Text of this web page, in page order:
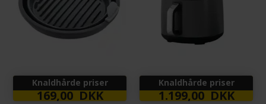
Knaldhårde priser
169,00 DKK
Knaldhårde priser
1.199,00 DKK